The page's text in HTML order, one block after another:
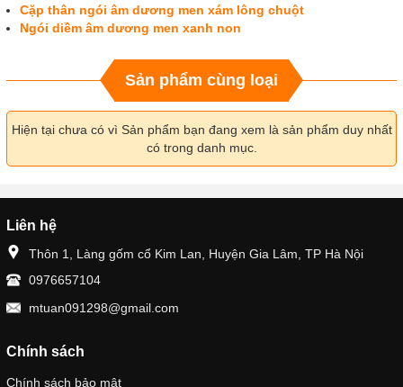
Cặp thân ngói âm dương men xám lông chuột
Ngói diềm âm dương men xanh non
Sản phẩm cùng loại
Hiện tại chưa có vì Sản phẩm bạn đang xem là sản phẩm duy nhất
có trong danh mục.
Liên hệ
Thôn 1, Làng gốm cổ Kim Lan, Huyện Gia Lâm, TP Hà Nội
0976657104
mtuan091298@gmail.com
Chính sách
Chính sách bảo mật